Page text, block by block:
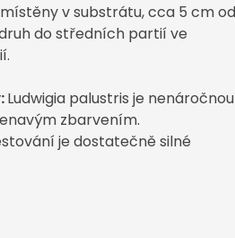
v substrátu,cca 5 cm od
do středních partií ve
:Ludwigia palustris je nenáročnou
zbarvením.
je dostatečně silné